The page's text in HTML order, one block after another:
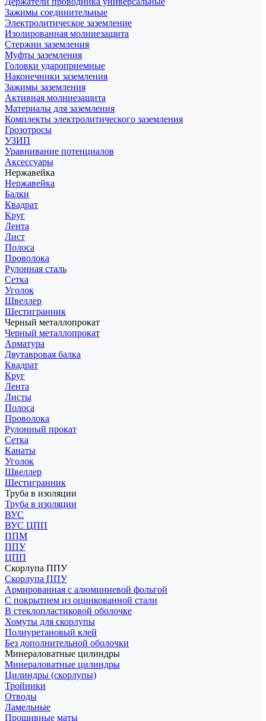
Зажимы соединительные
Электролитическое заземление
Изолированная молниезащита
Стержни заземления
Муфты заземления
Головки удароприемные
Наконечники заземления
Зажимы заземления
Активная молниезащита
Материалы для заземления
Комплекты электролитического заземления
Грозотросы
УЗИП
Уравнивание потенциалов
Аксессуары
Нержавейка
Нержавейка
Балки
Квадрат
Круг
Лента
Лист
Полоса
Проволока
Рулонная сталь
Сетка
Уголок
Швеллер
Шестигранник
Черный металлопрокат
Черный металлопрокат
Арматура
Двутавровая балка
Квадрат
Круг
Лента
Листы
Полоса
Проволока
Рулонный прокат
Сетка
Канаты
Уголок
Швеллер
Шестигранник
Труба в изоляции
Труба в изоляции
ВУС
ВУС ЦПП
ППМ
ППУ
ЦПП
Скорлупа ППУ
Скорлупа ППУ
Армированная с алюминиевой фольгой
С покрытием из оцинкованной стали
В стеклопластиковой оболочке
Хомуты для скорлупы
Полиуретановый клей
Без дополнительной оболочки
Минераловатные цилиндры
Минераловатные цилиндры
Цилиндры (скорлупы)
Тройники
Отводы
Ламельные
Прошивные маты